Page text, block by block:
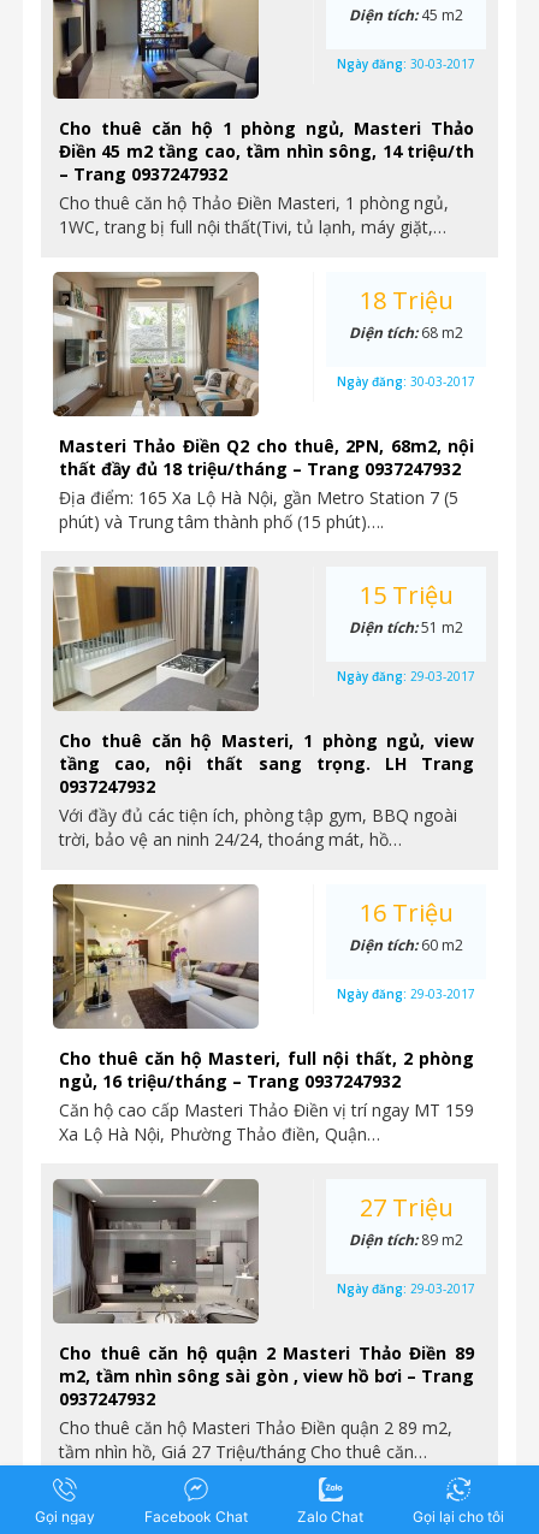
Cho thuê căn hộ 1 phòng ngủ, Masteri Thảo
Điền 45 m2 tầng cao, tầm nhìn sông, 14 triệu/th
– Trang 0937247932
Cho thuê căn hộ Thảo Điền Masteri, 1 phòng ngủ,
1WC, trang bị full nội thất(Tivi, tủ lạnh, máy giặt,…
Diện tích:45 m2
Ngày đăng: 30-03-2017
Masteri Thảo Điền Q2 cho thuê, 2PN, 68m2, nội
thất đầy đủ 18 triệu/tháng – Trang 0937247932
Địa điểm: 165 Xa Lộ Hà Nội, gần Metro Station 7 (5
phút) và Trung tâm thành phố (15 phút)….
18 Triệu
Diện tích:68 m2
Ngày đăng: 30-03-2017
Cho thuê căn hộ Masteri, 1 phòng ngủ, view
tầng cao, nội thất sang trọng. LH Trang
0937247932
Với đầy đủ các tiện ích, phòng tập gym, BBQ ngoài
trời, bảo vệ an ninh 24/24, thoáng mát, hồ…
15 Triệu
Diện tích:51 m2
Ngày đăng: 29-03-2017
Cho thuê căn hộ Masteri, full nội thất, 2 phòng
ngủ, 16 triệu/tháng – Trang 0937247932
Căn hộ cao cấp Masteri Thảo Điền vị trí ngay MT 159
Xa Lộ Hà Nội, Phường Thảo điền, Quận…
16 Triệu
Diện tích:60 m2
Ngày đăng: 29-03-2017
Cho thuê căn hộ quận 2 Masteri Thảo Điền 89
m2, tầm nhìn sông sài gòn , view hồ bơi – Trang
0937247932
Cho thuê căn hộ Masteri Thảo Điền quận 2 89 m2,
tầm nhìn hồ, Giá 27 Triệu/tháng Cho thuê căn…
27 Triệu
Diện tích:89 m2
Ngày đăng: 29-03-2017
23 Triệu
Gọi ngay Facebook Chat Zalo Chat Gọi lại cho tôi